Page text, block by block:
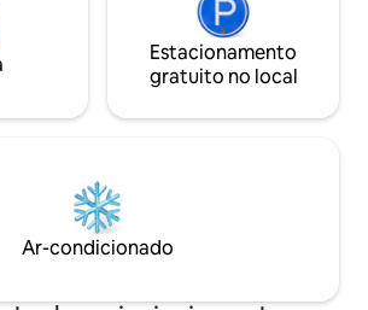
Estacionamento
gratuito no local
Ar-condicionado